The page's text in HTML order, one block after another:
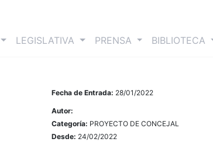
(current)LEGISLATIVA PRENSA BIBLIOTECA
Fecha de Entrada: 28/01/2022
Autor:
Categoría: PROYECTO DE CONCEJAL
Desde: 24/02/2022